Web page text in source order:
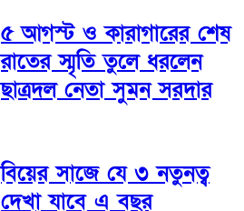
৫ আগস্ট ও কারাগারের শেষ
রাতের স্মৃতি তুলে ধরলেন
ছাত্রদল নেতা সুমন সরদার
বিয়ের সাজে যে ৩ নতুনত্ব
দেখা যাবে এ বছর